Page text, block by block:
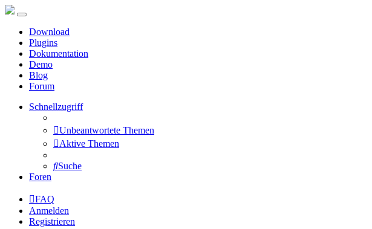
Download
Plugins
Dokumentation
Demo
Blog
Forum
Schnellzugriff
Unbeantwortete Themen
Aktive Themen
Suche
Foren
FAQ
Anmelden
Registrieren